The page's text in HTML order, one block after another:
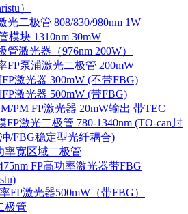
）
光二极管 808/830/980nm 1W
模块 1310nm 30mW
管激光器（976nm 200W）
FP泵浦激光二极管 200mW
FP激光器 300mW (不带FBG)
FP激光器 500mW (带FBG)
PM FP激光器 20mW输出 带TEC
FP激光二极管 780-1340nm (TO-can封
/FBG稳定型光纤耦合)
率宽区域二极管
FP高功率激光器带FBG
FP激光器500mW（带FBG）
极管